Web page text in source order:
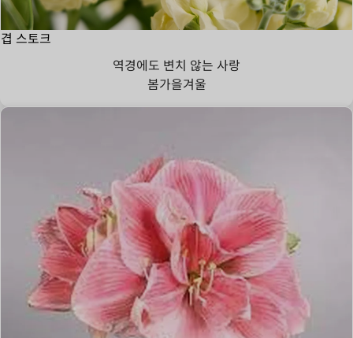
겹 스토크
역경에도 변치 않는 사랑
봄가을겨울